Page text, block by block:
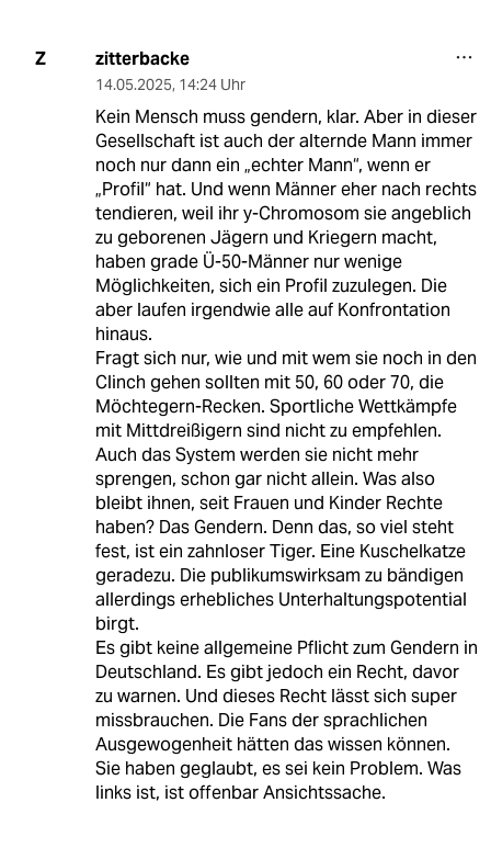
Z zitterbacke
14.05.2025, 14:24 Uhr
Kein Mensch muss gendern, klar. Aber in dieser
Gesellschaft ist auch der alternde Mann immer
noch nur dann ein „echter Mann“, wenn er
„Profil“ hat. Und wenn Männer eher nach rechts
tendieren, weil ihr y-Chromosom sie angeblich
zu geborenen Jägern und Kriegern macht,
haben grade Ü-50-Männer nur wenige
Möglichkeiten, sich ein Profil zuzulegen. Die
aber laufen irgendwie alle auf Konfrontation
hinaus.
Fragt sich nur, wie und mit wem sie noch in den
Clinch gehen sollten mit 50, 60 oder 70, die
Möchtegern-Recken. Sportliche Wettkämpfe
mit Mittdreißigern sind nicht zu empfehlen.
Auch das System werden sie nicht mehr
sprengen, schon gar nicht allein. Was also
bleibt ihnen, seit Frauen und Kinder Rechte
haben? Das Gendern. Denn das, so viel steht
fest, ist ein zahnloser Tiger. Eine Kuschelkatze
geradezu. Die publikumswirksam zu bändigen
allerdings erhebliches Unterhaltungspotential
birgt.
Es gibt keine allgemeine Pflicht zum Gendern in
Deutschland. Es gibt jedoch ein Recht, davor
zu warnen. Und dieses Recht lässt sich super
missbrauchen. Die Fans der sprachlichen
Ausgewogenheit hätten das wissen können.
Sie haben geglaubt, es sei kein Problem. Was
links ist, ist offenbar Ansichtssache.